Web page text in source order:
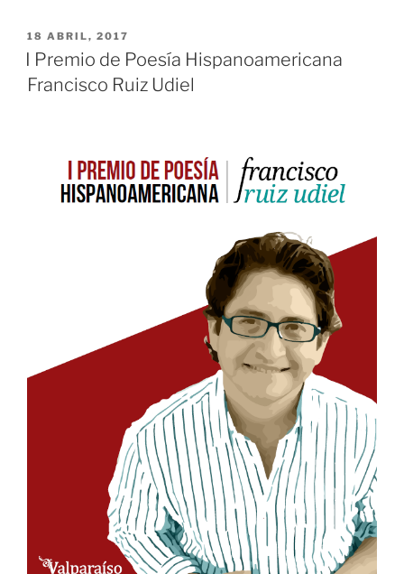
poesía
de
PUBLICADO
EL
18 ABRIL, 2017
I Premio de Poesía Hispanoamericana
Francisco Ruiz Udiel